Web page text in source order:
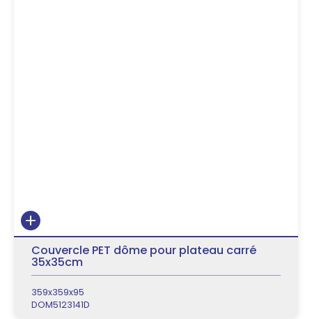
Couvercle PET dôme pour plateau carré
35x35cm
359x359x95
DOM5123141D